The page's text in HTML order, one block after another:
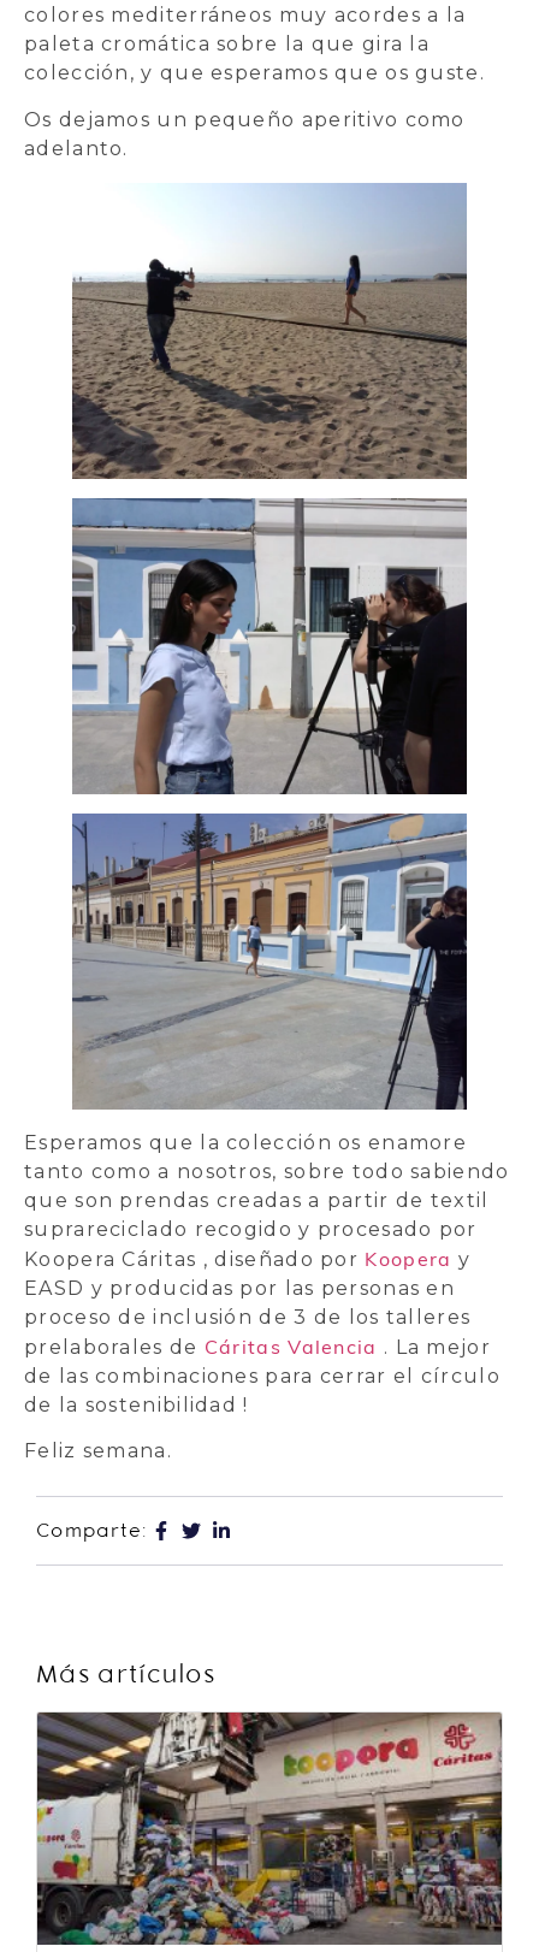
colores mediterráneos muy acordes a la
paleta cromática sobre la que gira la
colección, y que esperamos que os guste.
Os dejamos un pequeño aperitivo como
adelanto.
Esperamos que la colección os enamore
tanto como a nosotros, sobre todo sabiendo
que son prendas creadas a partir de textil
suprareciclado recogido y procesado por
Koopera Cáritas , diseñado por Koopera y
EASD y producidas por las personas en
proceso de inclusión de 3 de los talleres
prelaborales de Cáritas Valencia . La mejor
de las combinaciones para cerrar el círculo
de la sostenibilidad !
Feliz semana.
Comparte:
Más artículos